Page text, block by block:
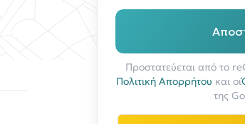
Προστατεύεται από το
Πολιτική Απορρήτου και οι
της